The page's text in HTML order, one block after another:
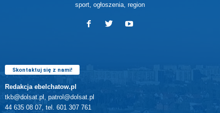
sport, ogłoszenia, region
Skontaktuj się z nami!
Redakcja ebelchatow.pl
tkb@dolsat.pl, patrol@dolsat.pl
44 635 08 07, tel. 601 307 761